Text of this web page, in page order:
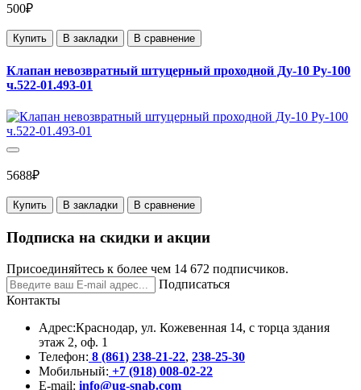
500₽
Купить В закладки В сравнение
Клапан невозвратный штуцерный проходной Ду-10 Ру-100
ч.522-01.493-01
5688₽
Купить В закладки В сравнение
Подписка на скидки и акции
Присоединяйтесь к более чем 14 672 подписчиков.
Подписаться
Контакты
Адрес:Краснодар, ул. Кожевенная 14, с торца здания
этаж 2, оф. 1
Телефон: 8 (861) 238-21-22, 238-25-30
Мобильный: +7 (918) 008-02-22
E-mail: info@ug-snab.com